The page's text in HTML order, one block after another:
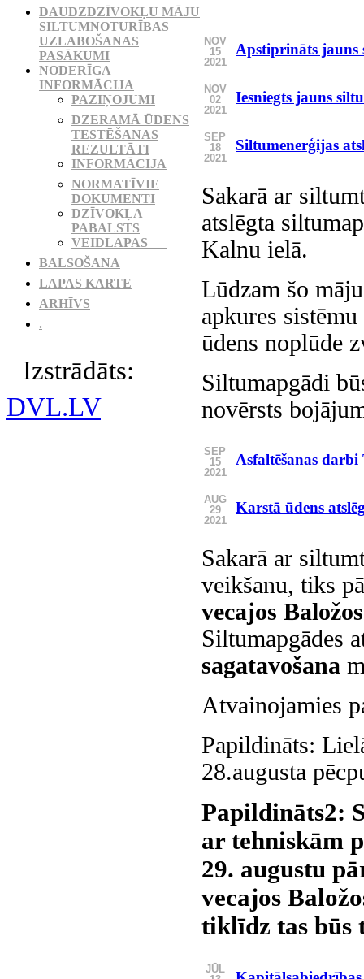
NOV
15
2021
Apstiprināts jauns
NOV
02
2021
Iesniegts jauns
SEP
18
2021
Siltumenerģijas
Sakarā ar
atslēgta
Kalnu ielā.
Lūdzam šo
apkures
ūdens noplūde
Siltumapgādi
novērsts
SEP
15
2021
Asfaltēšanas
AUG
29
2021
Karstā ūdens
Sakarā ar
veikšanu, tiks
vecajos Baložos
Siltumapgādes
sagatavošana
Atvainojamies
Papildināts:
28.augusta
Papildināts2:
ar tehniskām
29. augustu
vecajos
tiklīdz tas būs
JŪL
DAUDZDZĪVOKĻU MĀJU
SILTUMNOTURĪBAS
UZLABOŠANAS
PASĀKUMI
NODERĪGA
INFORMĀCIJA
PAZIŅOJUMI
DZERAMĀ ŪDENS
TESTĒŠANAS
REZULTĀTI
INFORMĀCIJA
NORMATĪVIE
DOKUMENTI
DZĪVOKĻA
PABALSTS
VEIDLAPAS
BALSOŠANA
LAPAS KARTE
ARHĪVS
.
Izstrādāts:
DVL.LV